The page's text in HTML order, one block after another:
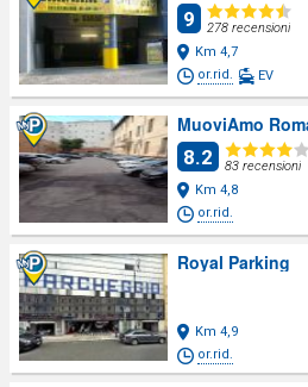
9
278 recensioni
Km 4,7
or.rid.
EV
MuoviAmo
8.2
83 recensioni
Km 4,8
or.rid.
Royal Parking
Km 4,9
or.rid.